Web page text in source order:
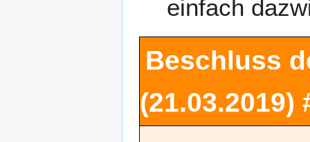
einfach
Beschluss